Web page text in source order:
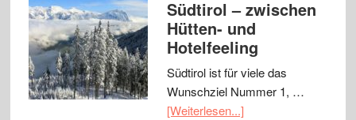
Südtirol – zwischen
Hütten- und
Hotelfeeling
Südtirol ist für viele das
Wunschziel Nummer 1, …
[Weiterlesen...]